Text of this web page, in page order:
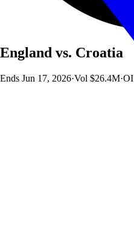
England vs. Croatia
Ends Jun 17, 2026·Vol $26.4M·OI